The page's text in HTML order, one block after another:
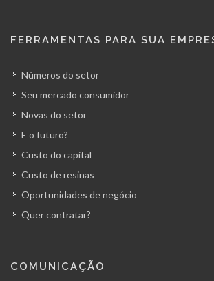
FERRAMENTAS PARA SUA
Números do setor
Seu mercado consumidor
Novas do setor
E o futuro?
Custo do capital
Custo de resinas
Oportunidades de negócio
Quer contratar?
COMUNICAÇÃO